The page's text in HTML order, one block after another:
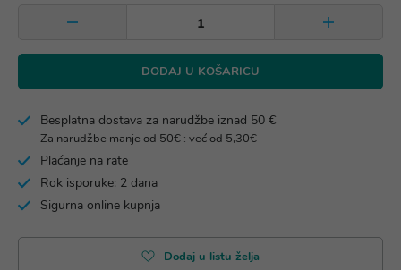
DODAJ U KOŠARICU
Besplatna dostava za narudžbe iznad 50 €
Za narudžbe manje od 50€ : već od 5,30€
Plaćanje na rate
Rok isporuke: 2 dana
Sigurna online kupnja
Dodaj u listu želja